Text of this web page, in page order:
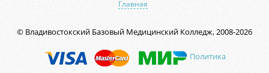
Главная
© Владивостокский Базовый Медицинский Колледж, 2008-2026
Политика